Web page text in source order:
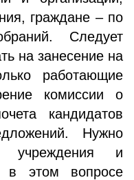
граждане – по
Следует
на занесение на
работающие
комиссии о
кандидатов
Нужно
учреждения и
в этом вопросе